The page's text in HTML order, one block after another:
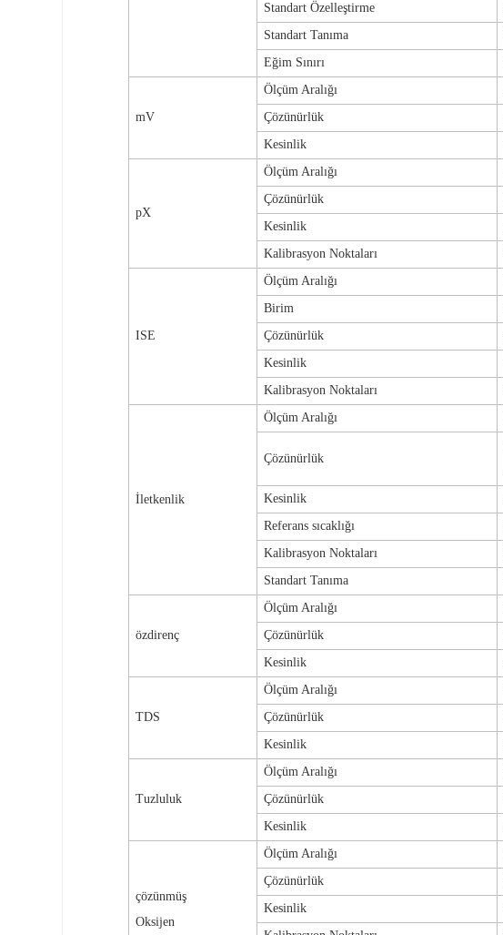
Standart Özelleştirme
Standart Tanıma
Eğim Sınırı
mV
Ölçüm Aralığı
Çözünürlük
Kesinlik
pX
Ölçüm Aralığı
Çözünürlük
Kesinlik
Kalibrasyon Noktaları
ISE
Ölçüm Aralığı
Birim
Çözünürlük
Kesinlik
Kalibrasyon Noktaları
İletkenlik
Ölçüm Aralığı
Çözünürlük
Kesinlik
Referans sıcaklığı
Kalibrasyon Noktaları
Standart Tanıma
özdirenç
Ölçüm Aralığı
Çözünürlük
Kesinlik
TDS
Ölçüm Aralığı
Çözünürlük
Kesinlik
Tuzluluk
Ölçüm Aralığı
Çözünürlük
Kesinlik
çözünmüş
Oksijen
Ölçüm Aralığı
Çözünürlük
Kesinlik